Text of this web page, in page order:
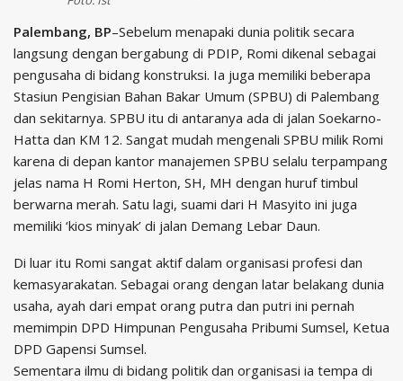
Palembang, BP–Sebelum menapaki dunia politik secara
langsung dengan bergabung di PDIP, Romi dikenal sebagai
pengusaha di bidang konstruksi. Ia juga memiliki beberapa
Stasiun Pengisian Bahan Bakar Umum (SPBU) di Palembang
dan sekitarnya. SPBU itu di antaranya ada di jalan Soekarno-
Hatta dan KM 12. Sangat mudah mengenali SPBU milik Romi
karena di depan kantor manajemen SPBU selalu terpampang
jelas nama H Romi Herton, SH, MH dengan huruf timbul
berwarna merah. Satu lagi, suami dari H Masyito ini juga
memiliki ‘kios minyak’ di jalan Demang Lebar Daun.
Di luar itu Romi sangat aktif dalam organisasi profesi dan
kemasyarakatan. Sebagai orang dengan latar belakang dunia
usaha, ayah dari empat orang putra dan putri ini pernah
memimpin DPD Himpunan Pengusaha Pribumi Sumsel, Ketua
DPD Gapensi Sumsel.
Sementara ilmu di bidang politik dan organisasi ia tempa di